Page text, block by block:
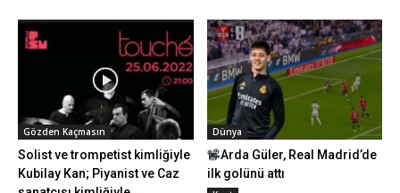
Gözden Kaçmasın
Solist ve trompetist kimliğiyle
Kubilay Kan; Piyanist ve Caz
Dünya
Arda Güler, Real Madrid’de
ilk golünü attı